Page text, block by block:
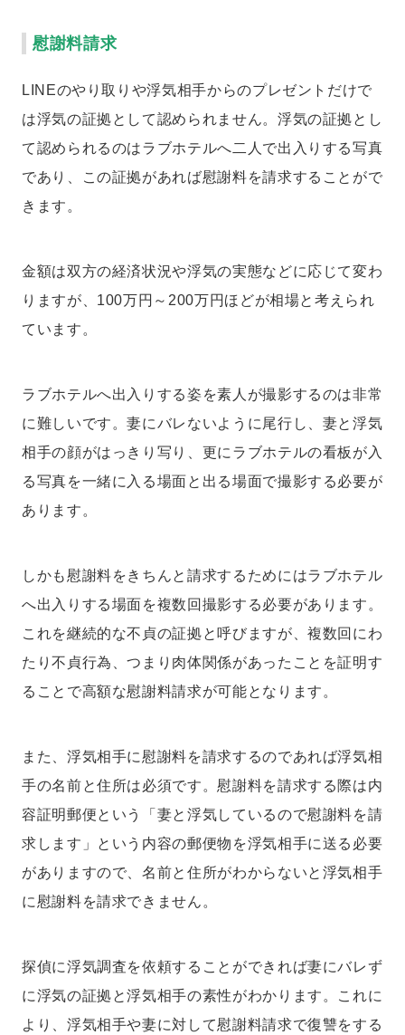
慰謝料請求
LINEのやり取りや浮気相手からのプレゼントだけで
は浮気の証拠として認められません。浮気の証拠とし
て認められるのはラブホテルへ二人で出入りする写真
であり、この証拠があれば慰謝料を請求することがで
きます。
金額は双方の経済状況や浮気の実態などに応じて変わ
りますが、100万円～200万円ほどが相場と考えられ
ています。
ラブホテルへ出入りする姿を素人が撮影するのは非常
に難しいです。妻にバレないように尾行し、妻と浮気
相手の顔がはっきり写り、更にラブホテルの看板が入
る写真を一緒に入る場面と出る場面で撮影する必要が
あります。
しかも慰謝料をきちんと請求するためにはラブホテル
へ出入りする場面を複数回撮影する必要があります。
これを継続的な不貞の証拠と呼びますが、複数回にわ
たり不貞行為、つまり肉体関係があったことを証明す
ることで高額な慰謝料請求が可能となります。
また、浮気相手に慰謝料を請求するのであれば浮気相
手の名前と住所は必須です。慰謝料を請求する際は内
容証明郵便という「妻と浮気しているので慰謝料を請
求します」という内容の郵便物を浮気相手に送る必要
がありますので、名前と住所がわからないと浮気相手
に慰謝料を請求できません。
探偵に浮気調査を依頼することができれば妻にバレず
に浮気の証拠と浮気相手の素性がわかります。これに
より、浮気相手や妻に対して慰謝料請求で復讐をする